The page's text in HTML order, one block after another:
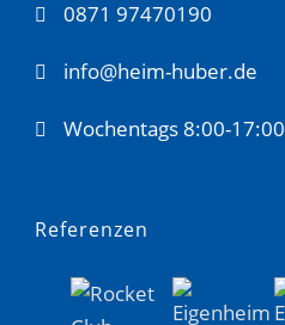
0871 97470190
info@heim-huber.de
Wochentags 8:00-17:00
Referenzen